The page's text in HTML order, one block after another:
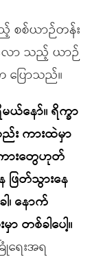
စစ်ယာဉ်တန်း
င်လာ သည့် ယာဉ်
ပြောသည်။
နော်။ ရိက္ခာ
း ကားထဲမှာ
ားတွေဟုတ်
ြတ်သွားနေ
၊ နောက်
တစ်ခါပေါ့။
ရေးအရ